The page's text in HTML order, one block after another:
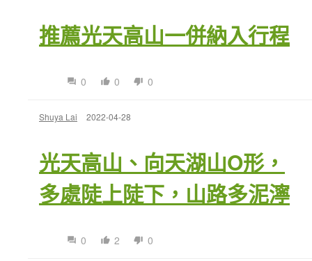
推薦光天高山一併納入行程
0 0 0
Shuya Lai 2022-04-28
光天高山、向天湖山O形，
多處陡上陡下，山路多泥濘
0 2 0